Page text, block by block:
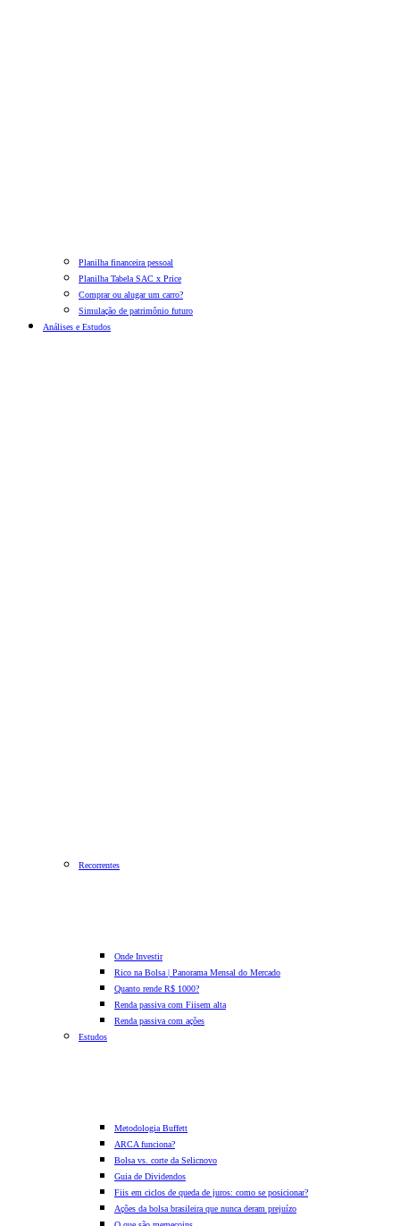
Planilha financeira pessoal
Planilha Tabela SAC x Price
Comprar ou alugar um carro?
Simulação de patrimônio futuro
Análises e Estudos
Recorrentes
Onde Investir
Rico na Bolsa | Panorama Mensal do Mercado
Quanto rende R$ 1000?
Renda passiva com Fiisem alta
Renda passiva com ações
Estudos
Metodologia Buffett
ARCA funciona?
Bolsa vs. corte da Selicnovo
Guia de Dividendos
Fiis em ciclos de queda de juros: como se posicionar?
Ações da bolsa brasileira que nunca deram prejuízo